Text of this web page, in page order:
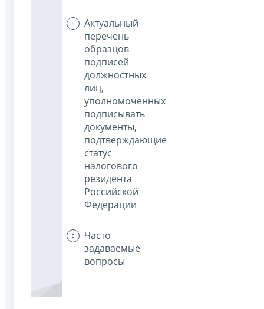
Актуальный
перечень
образцов
подписей
должностных
лиц,
уполномоченных
подписывать
документы,
подтверждающие
статус
налогового
резидента
Российской
Федерации
Часто
задаваемые
вопросы